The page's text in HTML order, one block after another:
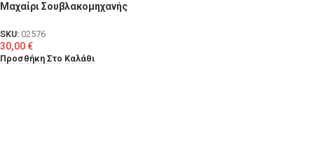
Μαχαίρι Σουβλακομηχανής
SKU: 02576
30,00€
Προσθήκη Στο Καλάθι